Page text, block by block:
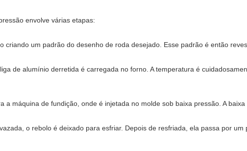
envolve várias etapas:
um padrão do desenho de roda desejado. Esse padrão é então
de alumínio derretida é carregada no forno. A temperatura é
a máquina de fundição, onde é injetada no molde sob baixa pressão. A
o rebolo é deixado para esfriar. Depois de resfriada, ela passa por